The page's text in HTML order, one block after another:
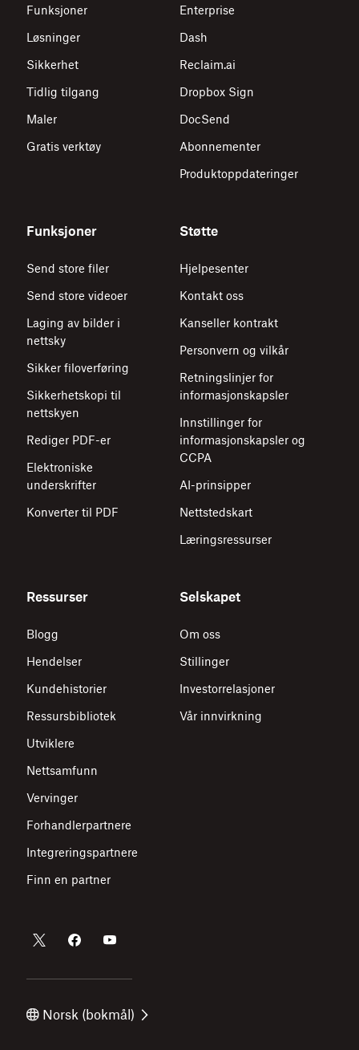
Funksjoner
Løsninger
Sikkerhet
Tidlig tilgang
Maler
Gratis verktøy
Enterprise
Dash
Reclaim.ai
Dropbox Sign
DocSend
Abonnementer
Produktoppdateringer
Funksjoner
Send store filer
Send store videoer
Laging av bilder i
nettsky
Sikker filoverføring
Sikkerhetskopi til
nettskyen
Rediger PDF-er
Elektroniske
underskrifter
Konverter til PDF
Støtte
Hjelpesenter
Kontakt oss
Kanseller kontrakt
Personvern og vilkår
Retningslinjer for
informasjonskapsler
Innstillinger for
informasjonskapsler og
CCPA
AI-prinsipper
Nettstedskart
Læringsressurser
Ressurser
Blogg
Hendelser
Kundehistorier
Ressursbibliotek
Utviklere
Nettsamfunn
Vervinger
Forhandlerpartnere
Integreringspartnere
Finn en partner
Selskapet
Om oss
Stillinger
Investorrelasjoner
Vår innvirkning
Norsk (bokmål)